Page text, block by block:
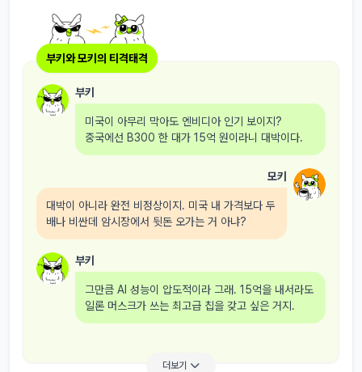
부키와 모키의 티격태격
부키
미국이 아무리 막아도 엔비디아 인기 보이지?
중국에선 B300 한 대가 15억 원이라니 대박이다.
모키
대박이 아니라 완전 비정상이지. 미국 내 가격보다 두
배나 비싼데 암시장에서 뒷돈 오가는 거 아냐?
부키
그만큼 AI 성능이 압도적이라 그래. 15억을 내서라도
일론 머스크가 쓰는 최고급 칩을 갖고 싶은 거지.
더보기